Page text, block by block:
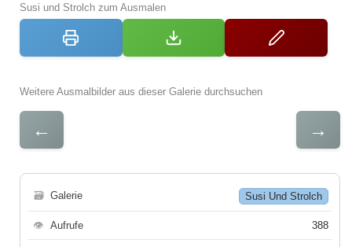
Susi und Strolch zum Ausmalen
Weitere Ausmalbilder aus dieser Galerie durchsuchen
← →
🗃 Galerie Susi Und Strolch
👁 Aufrufe 388